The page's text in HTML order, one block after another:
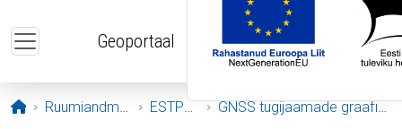
Geoportaal
Avaleht
Ruumiandmed ESTPOS GNSS tugijaamade graafikud